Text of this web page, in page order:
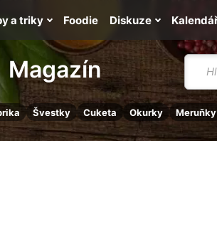
Magazín
Švestky Cuketa Okurky Meruňky
a triky Foodie Diskuze